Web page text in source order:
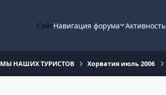
СайтНавигация форума Активность
НАШИХ ТУРИСТОВ Хорватия июль 2006